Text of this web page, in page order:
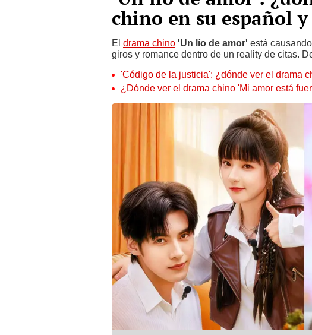
chino en su español
El drama chino 'Un lío de amor' está
giros y romance dentro de un reality de citas.
'Código de la justicia': ¿dónde ver el drama
¿Dónde ver el drama chino 'Mi amor está